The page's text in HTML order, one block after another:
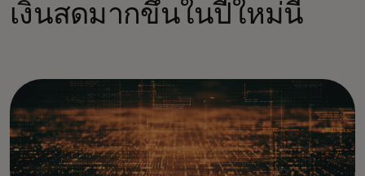
เงินสดมากขึ้นในปีใหม่นี้